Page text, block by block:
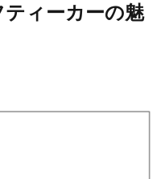
ィーカーの魅